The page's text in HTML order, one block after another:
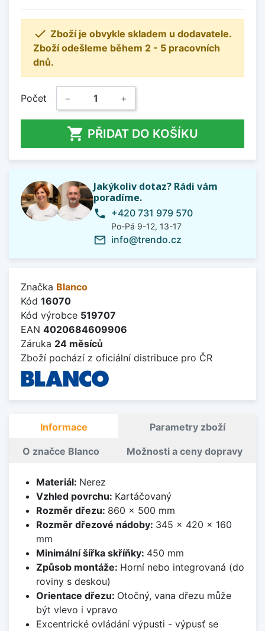
 Zboží je obvykle skladem u dodavatele.
Zboží odešleme během 2 - 5 pracovních
dnů.
Počet − +
 PŘIDAT DO KOŠÍKU
Jakýkoliv dotaz? Rádi vám
poradíme.
phone +420 731 979 570
Po-Pá 9-12, 13-17
mail_outline info@trendo.cz
Značka Blanco
Kód 16070
Kód výrobce 519707
EAN 4020684609906
Záruka 24 měsíců
Zboží pochází z oficiální distribuce pro ČR
Informace Parametry zboží
O značce Blanco Možnosti a ceny dopravy
Materiál: Nerez
Vzhled povrchu: Kartáčovaný
Rozměr dřezu: 860 x 500 mm
Rozměr dřezové nádoby: 345 x 420 x 160
mm
Minimální šířka skříňky: 450 mm
Způsob montáže: Horní nebo integrovaná (do
roviny s deskou)
Orientace dřezu: Otočný, vana dřezu může
být vlevo i vpravo
Excentrické ovládání výpusti - výpusť se